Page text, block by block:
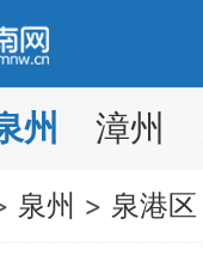
州 漳州
泉州 > 泉港区